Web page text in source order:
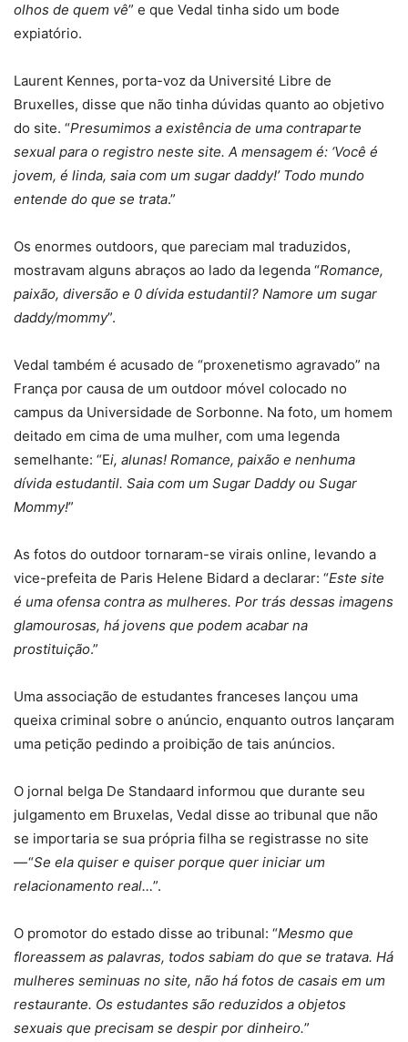
olhos de quem vê” e que Vedal tinha sido um bode
expiatório.
Laurent Kennes, porta-voz da Université Libre de
Bruxelles, disse que não tinha dúvidas quanto ao objetivo
do site. “Presumimos a existência de uma contraparte
sexual para o registro neste site. A mensagem é: ‘Você é
jovem, é linda, saia com um sugar daddy!’ Todo mundo
entende do que se trata.”
Os enormes outdoors, que pareciam mal traduzidos,
mostravam alguns abraços ao lado da legenda “Romance,
paixão, diversão e 0 dívida estudantil? Namore um sugar
daddy/mommy”.
Vedal também é acusado de “proxenetismo agravado” na
França por causa de um outdoor móvel colocado no
campus da Universidade de Sorbonne. Na foto, um homem
deitado em cima de uma mulher, com uma legenda
semelhante: “Ei, alunas! Romance, paixão e nenhuma
dívida estudantil. Saia com um Sugar Daddy ou Sugar
Mommy!”
As fotos do outdoor tornaram-se virais online, levando a
vice-prefeita de Paris Helene Bidard a declarar: “Este site
é uma ofensa contra as mulheres. Por trás dessas imagens
glamourosas, há jovens que podem acabar na
prostituição.”
Uma associação de estudantes franceses lançou uma
queixa criminal sobre o anúncio, enquanto outros lançaram
uma petição pedindo a proibição de tais anúncios.
O jornal belga De Standaard informou que durante seu
julgamento em Bruxelas, Vedal disse ao tribunal que não
se importaria se sua própria filha se registrasse no site
— “Se ela quiser e quiser porque quer iniciar um
relacionamento real…”.
O promotor do estado disse ao tribunal: “Mesmo que
floreassem as palavras, todos sabiam do que se tratava. Há
mulheres seminuas no site, não há fotos de casais em um
restaurante. Os estudantes são reduzidos a objetos
sexuais que precisam se despir por dinheiro.”